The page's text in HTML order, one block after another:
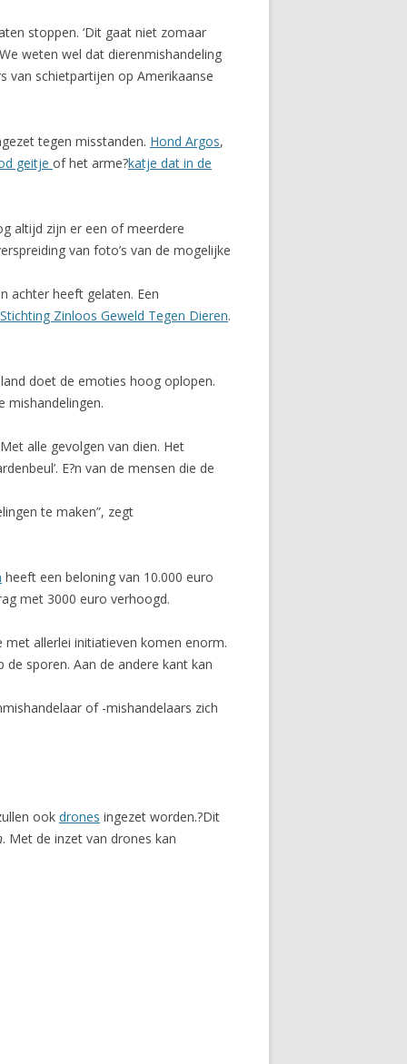
stoppen. ‘Dit gaat niet zomaar
weten wel dat dierenmishandeling
van schietpartijen op Amerikaanse
tegen misstanden. Hond Argos,
geitje of het arme?katje dat in de
altijd zijn er een of meerdere
van foto’s van de mogelijke
achter heeft gelaten. Een
Stichting Zinloos Geweld Tegen Dieren.
doet de emoties hoog oplopen.
mishandelingen.
alle gevolgen van dien. Het
E?n van de mensen die de
te maken”, zegt
heeft een beloning van 10.000 euro
met 3000 euro verhoogd.
allerlei initiatieven komen enorm.
sporen. Aan de andere kant kan
of -mishandelaars zich
ook drones ingezet worden.?Dit
. Met de inzet van drones kan